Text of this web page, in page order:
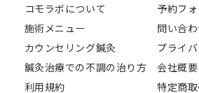
コモラボについて
予約フ
施術メニュー
問い合
カウンセリング鍼灸
プライ
鍼灸治療での不調の治り方
会社概要
利用規約
特定商